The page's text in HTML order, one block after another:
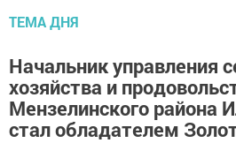
ТЕМА ДНЯ
Начальник управления
хозяйства и
Мензелинского района
стал обладателем